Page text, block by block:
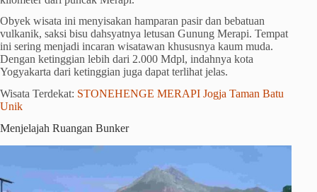
Obyek wisata ini menyisakan hamparan pasir dan bebatuan
vulkanik, saksi bisu dahsyatnya letusan Gunung Merapi. Tempat
ini sering menjadi incaran wisatawan khususnya kaum muda.
Dengan ketinggian lebih dari 2.000 Mdpl, indahnya kota
Yogyakarta dari ketinggian juga dapat terlihat jelas.
Wisata Terdekat: STONEHENGE MERAPI Jogja Taman Batu
Unik
Menjelajah Ruangan Bunker